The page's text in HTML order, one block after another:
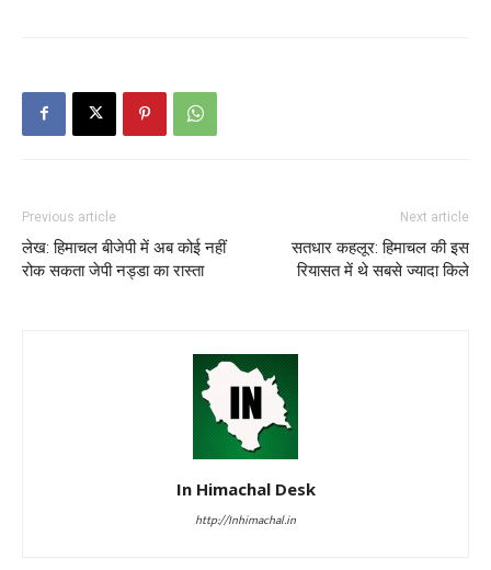
Previous article
लेख: हिमाचल बीजेपी में अब कोई नहीं
रोक सकता जेपी नड्डा का रास्ता
Next article
सतधार कहलूर: हिमाचल की इस
रियासत में थे सबसे ज्यादा किले
In Himachal Desk
http://Inhimachal.in